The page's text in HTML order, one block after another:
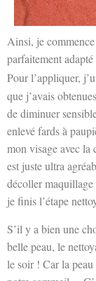
Ainsi, je
parfaitement
Pour l’appliquer,
que j’avais
de diminuer
enlevé fards à
mon visage avec la
est juste ultra
décoller maquillage
je finis l’étape
S’il y a bien une
belle peau, le
le soir ! Car la peau